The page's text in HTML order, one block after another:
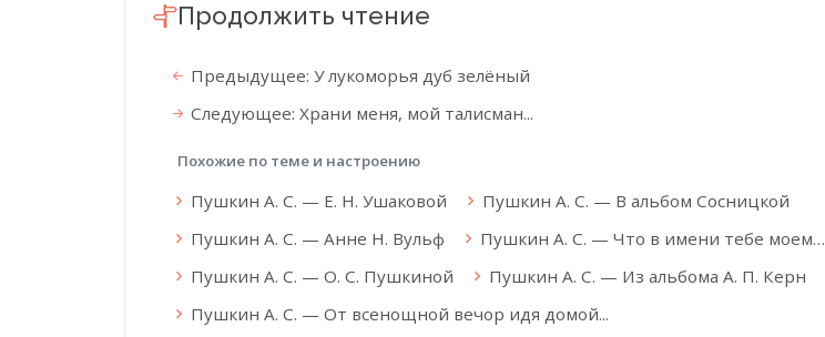
Продолжить чтение
Предыдущее: У лукоморья дуб зелёный
Следующее: Храни меня, мой талисман...
Похожие по теме и настроению
Пушкин А. С. — Е. Н. Ушаковой
Пушкин А. С. — В альбом Сосницкой
Пушкин А. С. — Анне Н. Вульф
Пушкин А. С. — Что в имени тебе моем…
Пушкин А. С. — О. С. Пушкиной
Пушкин А. С. — Из альбома А. П. Керн
Пушкин А. С. — От всенощной вечор идя домой...